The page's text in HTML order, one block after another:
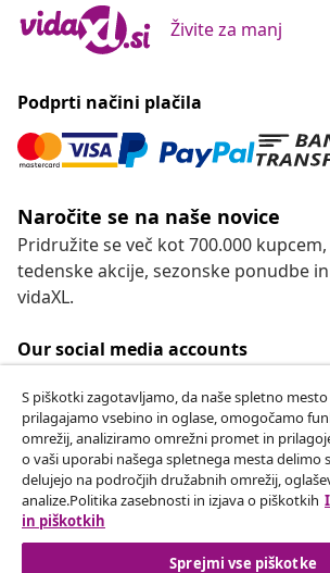
Živite za manj
Podprti načini plačila
Naročite se na naše novice
Pridružite se več kot 700.000
tedenske akcije, sezonske ponudbe
vidaXL.
Our social media accounts
Odstop od pogodbe
Oddaj zahtevek za odstop od
Odstop od pogodbe
S piškotki zagotavljamo, da naše spletno
prilagajamo vsebino in oglase, omogočamo
omrežij, analiziramo omrežni promet in
o vaši uporabi našega spletnega mesta delimo
delujejo na področjih družabnih omrežij,
analize.Politika zasebnosti in izjava o piškotkih
in piškotkih
Sprejmi vse piškotke